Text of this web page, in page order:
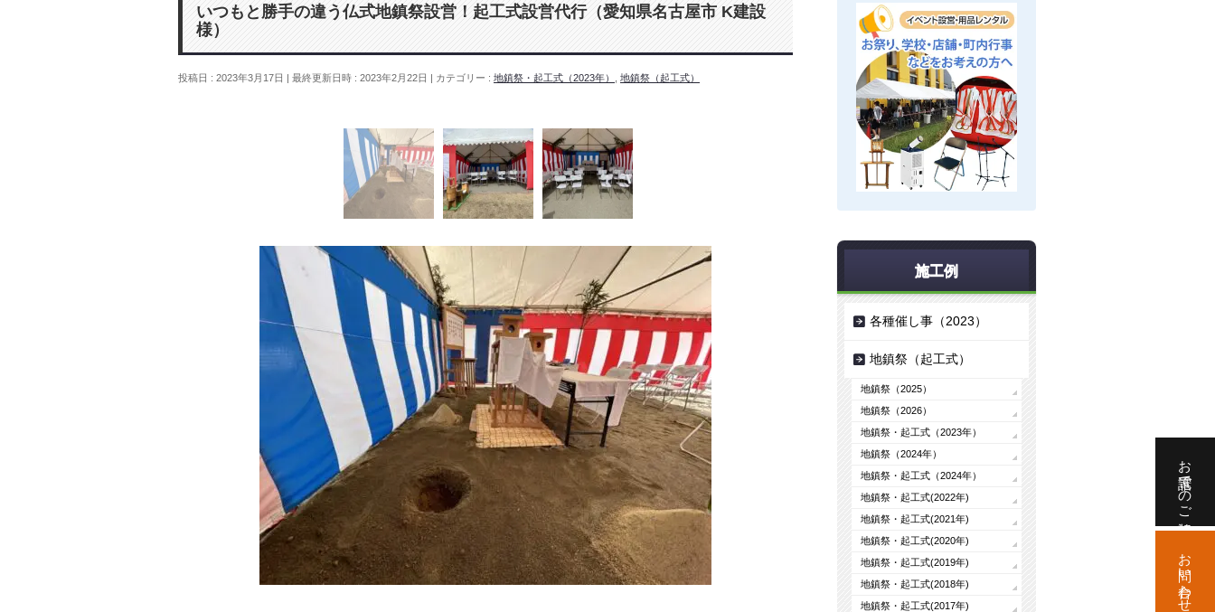
いつもと勝手の違う仏式地鎮祭設営！起工式設営代行（愛知県名古屋市 K建設
様）
投稿日 : 2023年3月17日 最終更新日時 : 2023年2月22日 カテゴリー : 地鎮祭・起工式（2023年） 地鎮祭（起工式）
施工例
各種催し事（2023）
地鎮祭（起工式）
地鎮祭（2025）
地鎮祭（2026）
地鎮祭・起工式（2023年）
地鎮祭（2024年）
地鎮祭・起工式（2024年）
地鎮祭・起工式(2022年)
地鎮祭・起工式(2021年)
地鎮祭・起工式(2020年)
地鎮祭・起工式(2019年)
地鎮祭・起工式(2018年)
地鎮祭・起工式(2017年)
お電話でのご相談
お問い合わせ